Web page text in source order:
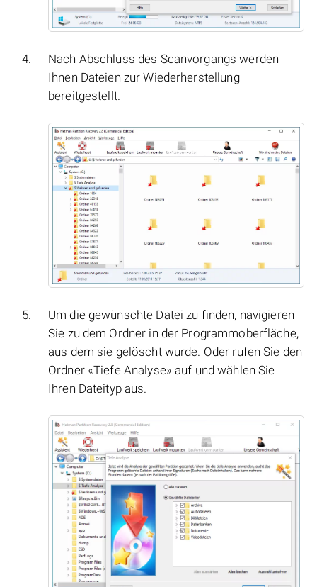
Nach Abschluss des Scanvorgangs werden
Ihnen Dateien zur Wiederherstellung
bereitgestellt.
Um die gewünschte Datei zu finden, navigieren
Sie zu dem Ordner in der Programmoberfläche,
aus dem sie gelöscht wurde. Oder rufen Sie den
Ordner «Tiefe Analyse» auf und wählen Sie
Ihren Dateityp aus.